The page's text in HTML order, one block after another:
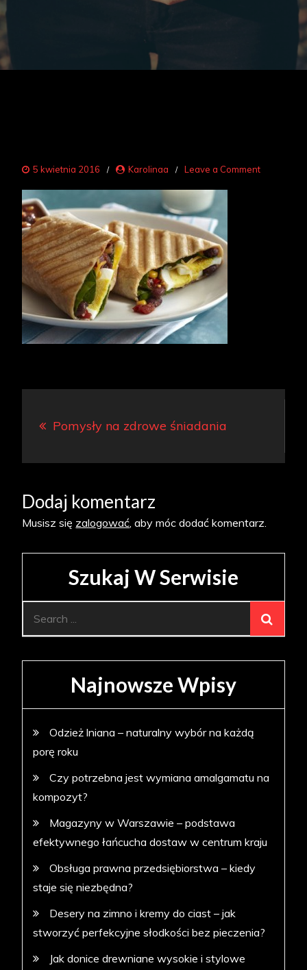
5 kwietnia 2016 Karolinaa Leave a Commenton
wpisu
Pomysły na zdrowe śniadania
Dodaj komentarz
Musisz się zalogować, aby móc dodać komentarz.
Szukaj W Serwisie
Najnowsze Wpisy
Odzież lniana – naturalny wybór na każdą
porę roku
Czy potrzebna jest wymiana amalgamatu na
kompozyt?
Magazyny w Warszawie – podstawa
efektywnego łańcucha dostaw w centrum kraju
Obsługa prawna przedsiębiorstwa – kiedy
staje się niezbędna?
Desery na zimno i kremy do ciast – jak
stworzyć perfekcyjne słodkości bez pieczenia?
Jak donice drewniane wysokie i stylowe